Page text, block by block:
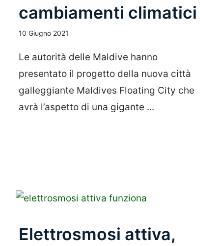
cambiamenti climatici
10 Giugno 2021
Le autorità delle Maldive hanno
presentato il progetto della nuova città
galleggiante Maldives Floating City che
avrà l’aspetto di una gigante ...
Elettrosmosi attiva,